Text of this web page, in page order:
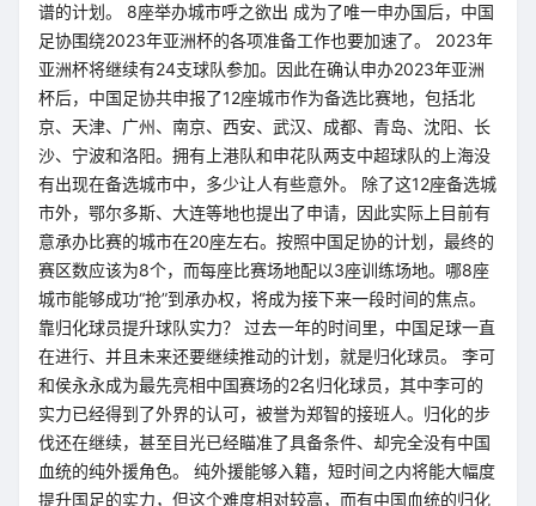
谱的计划。 8座举办城市呼之欲出 成为了唯一申办国后，中国
足协围绕2023年亚洲杯的各项准备工作也要加速了。 2023年
亚洲杯将继续有24支球队参加。因此在确认申办2023年亚洲
杯后，中国足协共申报了12座城市作为备选比赛地，包括北
京、天津、广州、南京、西安、武汉、成都、青岛、沈阳、长
沙、宁波和洛阳。拥有上港队和申花队两支中超球队的上海没
有出现在备选城市中，多少让人有些意外。 除了这12座备选城
市外，鄂尔多斯、大连等地也提出了申请，因此实际上目前有
意承办比赛的城市在20座左右。按照中国足协的计划，最终的
赛区数应该为8个，而每座比赛场地配以3座训练场地。哪8座
城市能够成功“抢”到承办权，将成为接下来一段时间的焦点。
靠归化球员提升球队实力？ 过去一年的时间里，中国足球一直
在进行、并且未来还要继续推动的计划，就是归化球员。 李可
和侯永永成为最先亮相中国赛场的2名归化球员，其中李可的
实力已经得到了外界的认可，被誉为郑智的接班人。归化的步
伐还在继续，甚至目光已经瞄准了具备条件、却完全没有中国
血统的纯外援角色。 纯外援能够入籍，短时间之内将能大幅度
提升国足的实力，但这个难度相对较高，而有中国血统的归化